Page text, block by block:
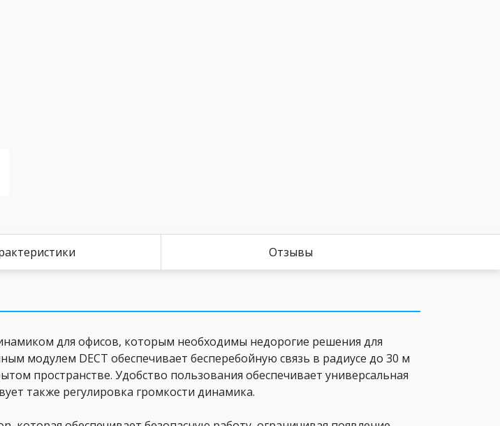
Отзывы
для офисов, которым необходимы недорогие решения для
модулем DECT обеспечивает бесперебойную связь в радиусе до 30 м
пространстве. Удобство пользования обеспечивает универсальная
также регулировка громкости динамика.